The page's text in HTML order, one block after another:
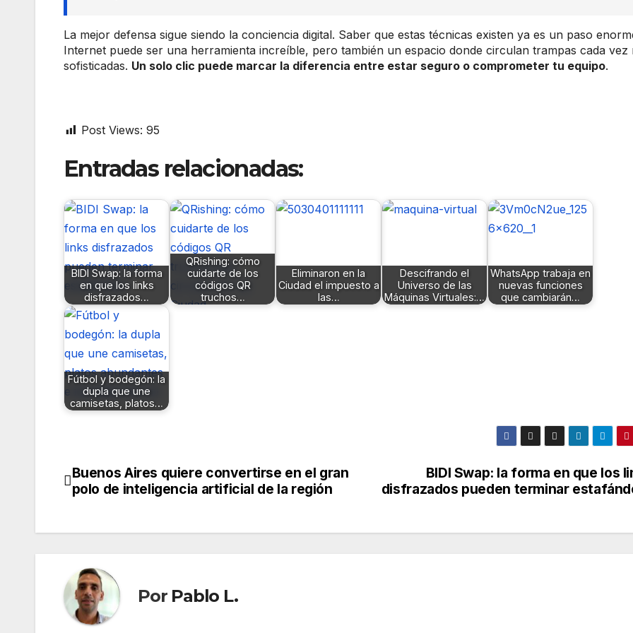
La mejor defensa sigue siendo la conciencia digital. Saber que estas técnicas existen ya es un paso
Internet puede ser una herramienta increíble, pero también un espacio donde circulan trampas cada vez
sofisticadas. Un solo clic puede marcar la diferencia entre estar seguro o comprometer tu equipo.
Post Views: 95
Entradas relacionadas:
BIDI Swap: la forma
en que los links
disfrazados…
QRishing: cómo
cuidarte de los
códigos QR
truchos…
Eliminaron en la
Ciudad el impuesto a
las…
Descifrando el
Universo de las
Máquinas Virtuales:…
WhatsApp trabaja en
nuevas funciones
que cambiarán…
Fútbol y bodegón: la
dupla que une
camisetas, platos…
Navegación
entradas
BIDI Swap: la forma en que los
disfrazados pueden terminar
Buenos Aires quiere convertirse en el gran
polo de inteligencia artificial de la región
Por Pablo L.